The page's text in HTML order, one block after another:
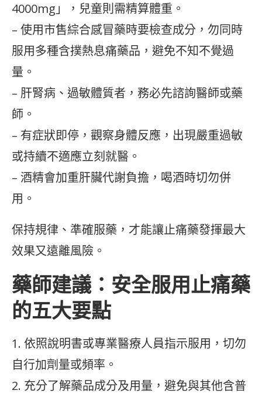
4000mg」，兒童則需精算體重。
– 使用市售綜合感冒藥時要檢查成分，勿同時
服用多種含撲熱息痛藥品，避免不知不覺過
量。
– 肝腎病、過敏體質者，務必先諮詢醫師或藥
師。
– 有症狀即停，觀察身體反應，出現嚴重過敏
或持續不適應立刻就醫。
– 酒精會加重肝臟代謝負擔，喝酒時切勿併
用。
保持規律、準確服藥，才能讓止痛藥發揮最大
效果又遠離風險。
藥師建議：安全服用止痛藥
的五大要點
1. 依照說明書或專業醫療人員指示服用，切勿
自行加劑量或頻率。
2. 充分了解藥品成分及用量，避免與其他含普